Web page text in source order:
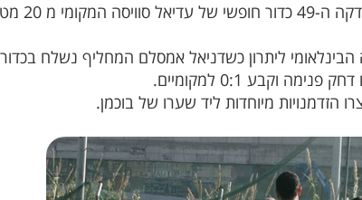
המחצית
הבינלאומי ליתרון כשדניאל אמסלם המחליף נשלח
וקבע 0:1 למקומיים.
מיוחדות ליד שערו של בוכמן.